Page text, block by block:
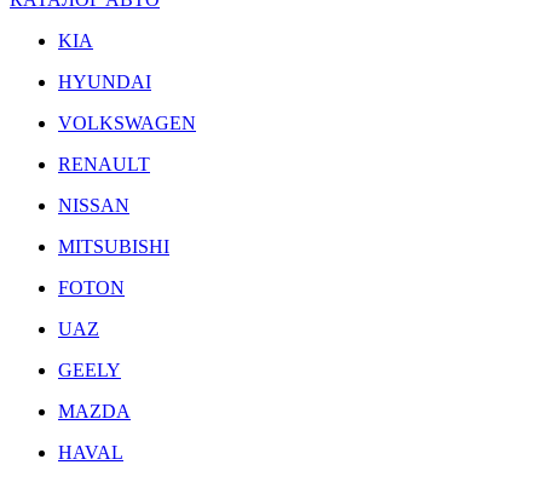
KIA
HYUNDAI
VOLKSWAGEN
RENAULT
NISSAN
MITSUBISHI
FOTON
UAZ
GEELY
MAZDA
HAVAL